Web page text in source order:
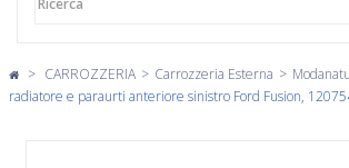
> CARROZZERIA > Carrozzeria Esterna >
radiatore e paraurti anteriore sinistro Ford Fusion,